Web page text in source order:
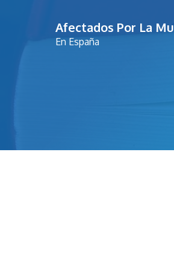
Afectados Por La
En España